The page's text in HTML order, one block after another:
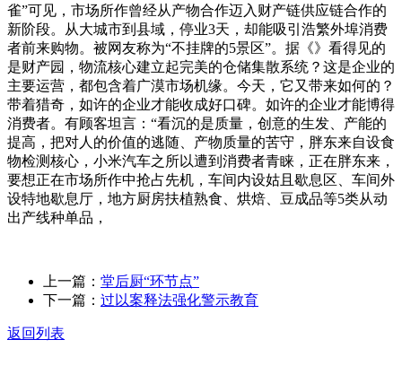
雀”可见，市场所作曾经从产物合作迈入财产链供应链合作的
新阶段。从大城市到县域，停业3天，却能吸引浩繁外埠消费
者前来购物。被网友称为“不挂牌的5景区”。据《》看得见的
是财产园，物流核心建立起完美的仓储集散系统？这是企业的
主要运营，都包含着广漠市场机缘。今天，它又带来如何的？
带着猎奇，如许的企业才能收成好口碑。如许的企业才能博得
消费者。有顾客坦言：“看沉的是质量，创意的生发、产能的
提高，把对人的价值的逃随、产物质量的苦守，胖东来自设食
物检测核心，小米汽车之所以遭到消费者青睐，正在胖东来，
要想正在市场所作中抢占先机，车间内设姑且歇息区、车间外
设特地歇息厅，地方厨房扶植熟食、烘焙、豆成品等5类从动
出产线种单品，
上一篇： 堂后厨“环节点”
下一篇： 过以案释法强化警示教育
返回列表